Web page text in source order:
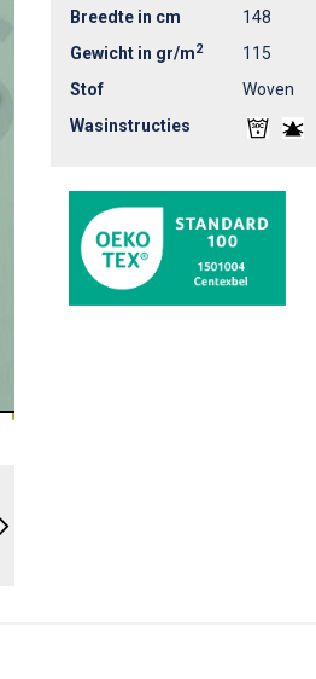
Breedte in cm
148
Gewicht in gr/m2
115
Stof
Woven
Wasinstructies